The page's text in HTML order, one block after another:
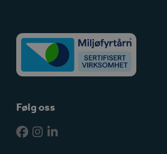
Følg oss
Facebook
Instagram
LinkedIn